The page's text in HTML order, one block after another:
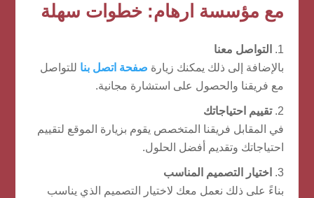
مع مؤسسة ارهام: خطوات سهلة
التواصل معنا
بالإضافة إلى ذلك يمكنك زيارة صفحة اتصل بنا للتواصل
مع فريقنا والحصول على استشارة مجانية.
تقييم احتياجاتك
في المقابل فريقنا المتخصص يقوم بزيارة الموقع لتقييم
احتياجاتك وتقديم أفضل الحلول.
اختيار التصميم المناسب
بناءً على ذلك نعمل معك لاختيار التصميم الذي يناسب